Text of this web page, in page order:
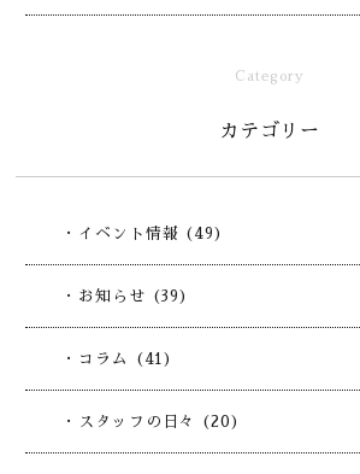
Category
カテゴリー
・イベント情報 (49)
・お知らせ (39)
・コラム (41)
・スタッフの日々 (20)